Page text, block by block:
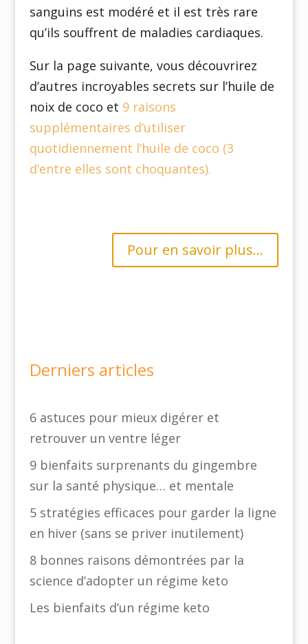
sanguins est modéré et il est très rare
qu’ils souffrent de maladies cardiaques.
Sur la page suivante, vous découvrirez
d’autres incroyables secrets sur l’huile de
noix de coco et 9 raisons
supplémentaires d’utiliser
quotidiennement l’huile de coco (3
d’entre elles sont choquantes).
Pour en savoir plus...
Derniers articles
6 astuces pour mieux digérer et
retrouver un ventre léger
9 bienfaits surprenants du gingembre
sur la santé physique… et mentale
5 stratégies efficaces pour garder la ligne
en hiver (sans se priver inutilement)
8 bonnes raisons démontrées par la
science d’adopter un régime keto
Les bienfaits d’un régime keto